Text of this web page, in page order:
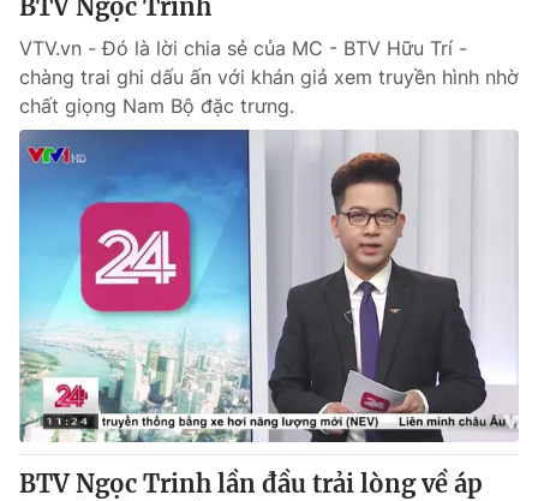
BTV Ngọc Trinh
VTV.vn - Đó là lời chia sẻ của MC - BTV Hữu Trí -
chàng trai ghi dấu ấn với khán giả xem truyền hình nhờ
chất giọng Nam Bộ đặc trưng.
BTV Ngọc Trinh lần đầu trải lòng về áp